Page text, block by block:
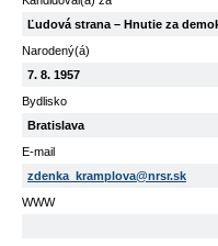
Ľudová strana – Hnutie za
Narodený(á)
7. 8. 1957
Bydlisko
Bratislava
E-mail
zdenka_kramplova@nrsr.sk
WWW